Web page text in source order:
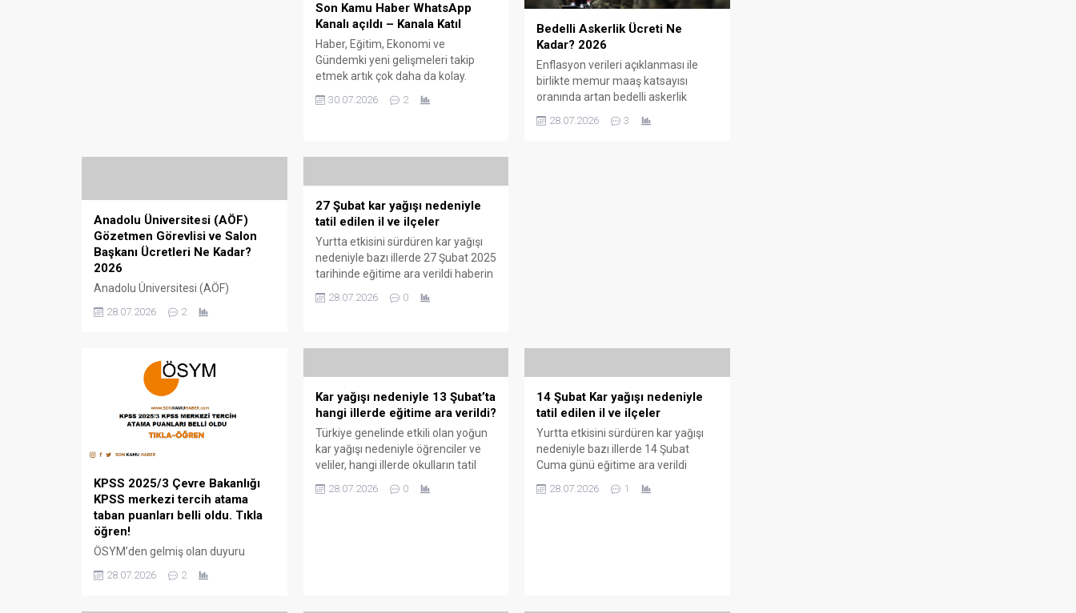
Son Kamu Haber WhatsApp
Kanalı açıldı – Kanala Katıl
Haber, Eğitim, Ekonomi ve
Gündemki yeni gelişmeleri takip
etmek artık çok daha da kolay.
SonKamuHaber.com WhatsApp
kanalı açıldı. Son Kamu Haber
gündemi takip etmek için tek
Whatsapp Kanalına katılmak.
Avantajları: Kişi tamamen anonim
olarak kanala katılabiliyor....
30.07.2026 2
Bedelli Askerlik Ücreti Ne
Kadar? 2026
Enflasyon verileri açıklanması ile
birlikte memur maaş katsayısı
oranında artan bedelli askerlik
ücretleri 2026 yılı için netleşti.
Detaylar son kamu haber
28.07.2026 3
Anadolu Üniversitesi (AÖF)
Gözetmen Görevlisi ve Salon
Başkanı Ücretleri Ne Kadar?
2026
Anadolu Üniversitesi (AÖF)
Gözetmen Görevlisi ve Salon
Başkanı Ücretleri Ne Kadar? 2025
sorumlusu, salon başkanı,
gözetmen ve diğer görevlerde
bulunanlar ise gözetmen ücretleri
merak kazandı. haberin detayları
son kamu haber sitemizde AÖF
sınav görevli ücretleri Bina Sınav
28.07.2026 2
27 Şubat kar yağışı nedeniyle
tatil edilen il ve ilçeler
Yurtta etkisini sürdüren kar yağışı
nedeniyle bazı illerde 27 Şubat 2025
tarihinde eğitime ara verildi haberin
detayları son kamu haber sitesinde
Eğitime ara verilen iller ve ilçeler
28.07.2026 0
KPSS 2025/3 Çevre Bakanlığı
KPSS merkezi tercih atama
taban puanları belli oldu. Tıkla
öğren!
ÖSYM’den gelmiş olan duyuru
kapsamında Çevre Bakanlığı KPSS
2025/3 tercihleri için merakla
28.07.2026 2
Kar yağışı nedeniyle 13 Şubat’ta
hangi illerde eğitime ara verildi?
Türkiye genelinde etkili olan yoğun
kar yağışı nedeniyle öğrenciler ve
veliler, hangi illerde okulların tatil
edildiğini öğrenmek için güncel
duyuruları takip ediyor. 13 subat
28.07.2026 0
14 Şubat Kar yağışı nedeniyle
tatil edilen il ve ilçeler
Yurtta etkisini sürdüren kar yağışı
nedeniyle bazı illerde 14 Şubat
Cuma günü eğitime ara verildi
haberin detayları son kamu haber
sitesinde AKSARAY Aksaray’da
birlikte oluşması...
28.07.2026 1